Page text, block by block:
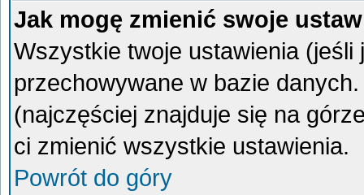
Jak mogę zmienić swoje
Wszystkie twoje ustawienia
przechowywane w bazie
(najczęściej znajduje się na
ci zmienić wszystkie ustawienia.
Powrót do góry